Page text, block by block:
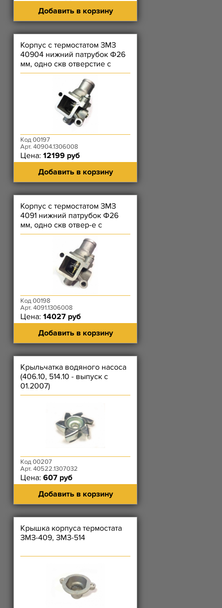
Добавить в корзину
Корпус с термостатом ЗМЗ
40904 нижний патрубок Ф26
мм, одно скв отверстие с
резьбой, с пробкой слева
Код 00197
Арт. 40904.1306008
Цена: 12199 руб
Добавить в корзину
Корпус с термостатом ЗМЗ
4091 нижний патрубок Ф26
мм, одно скв отвер-е с
резьбой, без пробки слева)
Код 00198
Арт. 4091.1306008
Цена: 14027 руб
Добавить в корзину
Крыльчатка водяного насоса
(406.10, 514.10 - выпуск с
01.2007)
Код 00207
Арт. 40522.1307032
Цена: 607 руб
Добавить в корзину
Крышка корпуса термостата
ЗМЗ-409, ЗМЗ-514